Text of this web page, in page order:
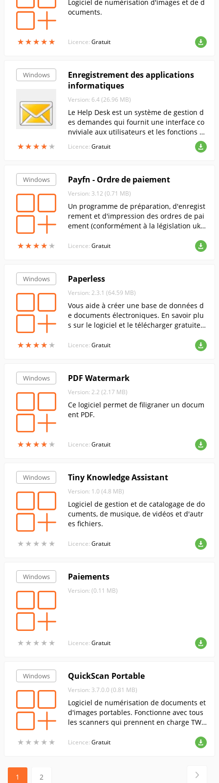
★★★★★
★★★★★
Logiciel de numérisation d'images et de d
ocuments.
Licence: Gratuit
Windows
★★★★ ★
★★★★ ★
Enregistrement des applications
informatiques
Version: 6.4 (26.96 MB)
Le Help Desk est un système de gestion d
es demandes qui fournit une interface co
nviviale aux utilisateurs et les fonctions n
Licence: Gratuit
Windows
★★★★ ★
★★★★ ★
Payfn - Ordre de paiement
Version: 3.12 (0.71 MB)
Un programme de préparation, d'enregist
rement et d'impression des ordres de pai
ement (conformément à la législation ukr
Licence: Gratuit
Windows
★★★★ ★
★★★★ ★
Paperless
Version: 2.3.1 (64.59 MB)
Vous aide à créer une base de données d
e documents électroniques. En savoir plu
s sur le logiciel et le télécharger gratuitem
Licence: Gratuit
Windows
★★★★ ★
★★★★ ★
PDF Watermark
Version: 2.2 (2.17 MB)
Ce logiciel permet de filigraner un docum
ent PDF.
Licence: Gratuit
Windows
★ ★ ★ ★ ★
★ ★ ★ ★ ★
Tiny Knowledge Assistant
Version: 1.0 (4.8 MB)
Logiciel de gestion et de catalogage de do
cuments, de musique, de vidéos et d'autr
es fichiers.
Licence: Gratuit
Windows
★ ★ ★ ★ ★
★ ★ ★ ★ ★
Paiements
Version: (0.11 MB)
Licence: Gratuit
Windows
★ ★ ★ ★ ★
★ ★ ★ ★ ★
QuickScan Portable
Version: 3.7.0.0 (0.81 MB)
Logiciel de numérisation de documents et
d'images portables. Fonctionne avec tous
les scanners qui prennent en charge TWA
Licence: Gratuit
1 2